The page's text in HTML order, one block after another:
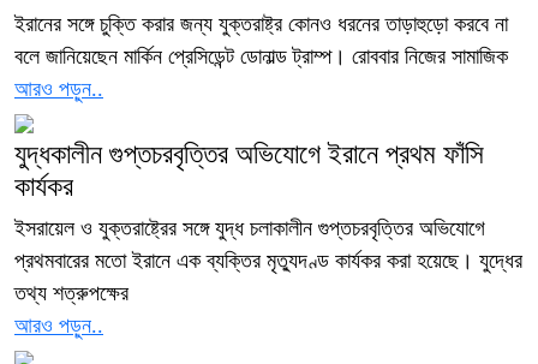
ইরানের সঙ্গে চুক্তি করার জন্য যুক্তরাষ্ট্র কোনও ধরনের তাড়াহুড়ো করবে না
বলে জানিয়েছেন মার্কিন প্রেসিডেন্ট ডোনাল্ড ট্রাম্প। রোববার নিজের সামাজিক
আরও পড়ুন..
যুদ্ধকালীন গুপ্তচরবৃত্তির অভিযোগে ইরানে প্রথম ফাঁসি
কার্যকর
ইসরায়েল ও যুক্তরাষ্ট্রের সঙ্গে যুদ্ধ চলাকালীন গুপ্তচরবৃত্তির অভিযোগে
প্রথমবারের মতো ইরানে এক ব্যক্তির মৃত্যুদণ্ড কার্যকর করা হয়েছে। যুদ্ধের
তথ্য শত্রুপক্ষের
আরও পড়ুন..